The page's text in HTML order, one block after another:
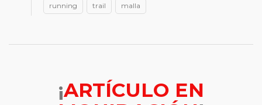
running trail malla
¡ARTÍCULO EN